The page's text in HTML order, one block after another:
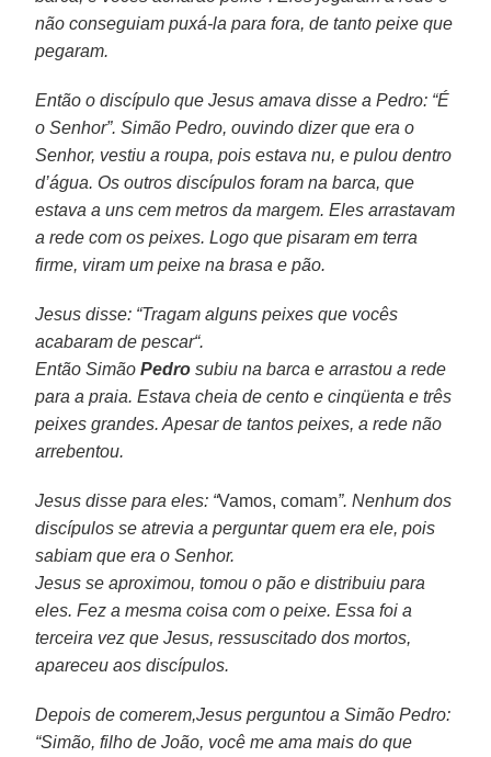
não conseguiam puxá-la para fora, de tanto peixe que
pegaram.
Então o discípulo que Jesus amava disse a Pedro: “É
o Senhor”. Simão Pedro, ouvindo dizer que era o
Senhor, vestiu a roupa, pois estava nu, e pulou dentro
d’água. Os outros discípulos foram na barca, que
estava a uns cem metros da margem. Eles arrastavam
a rede com os peixes. Logo que pisaram em terra
firme, viram um peixe na brasa e pão.
Jesus disse: “Tragam alguns peixes que vocês
acabaram de pescar“.
Então SimãoPedro subiu na barca e arrastou a rede
para a praia. Estava cheia de cento e cinqüenta e três
peixes grandes. Apesar de tantos peixes, a rede não
arrebentou.
Jesus disse para eles: “Vamos, comam”. Nenhum dos
discípulos se atrevia a perguntar quem era ele, pois
sabiam que era o Senhor.
Jesus se aproximou, tomou o pão e distribuiu para
eles. Fez a mesma coisa com o peixe.Essa foi a
terceira vez que Jesus, ressuscitado dos mortos,
apareceu aos discípulos.
Depois de comerem,Jesus perguntou a Simão Pedro:
“Simão, filho de João, você me ama mais do que